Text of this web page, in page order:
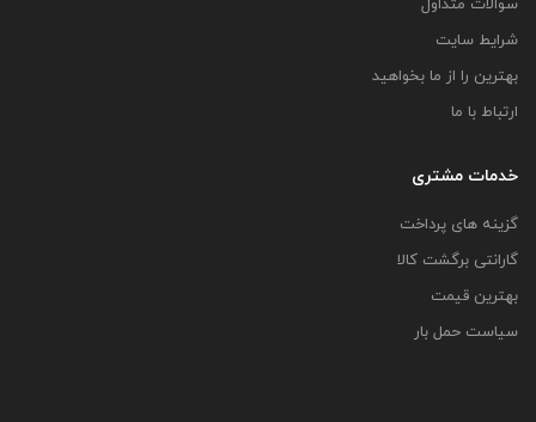
سوالات متداول
شرایط سایت
بهترین را از ما بخواهید
ارتباط با ما
خدمات مشتری
گزینه های پرداخت
گارانتی برگشت کالا
بهترین قیمت
سیاست حمل بار